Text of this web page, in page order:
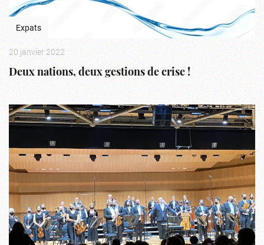
Expats
20 janvier 2022
Deux nations, deux gestions de crise !